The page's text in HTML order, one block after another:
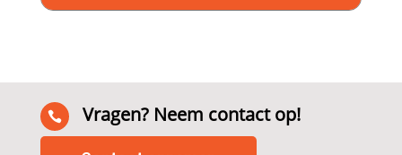
 Vragen? Neem contact op!